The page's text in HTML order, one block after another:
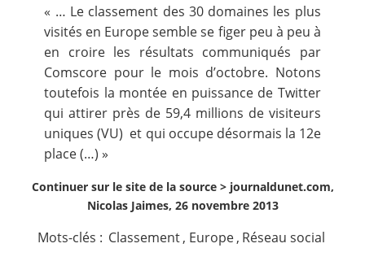
Nous suivre
« … Le classement des 30 domaines les plus
visités en Europe semble se figer peu à peu à
en croire les résultats communiqués par
Comscore pour le mois d’octobre. Notons
toutefois la montée en puissance de Twitter
qui attirer près de 59,4 millions de visiteurs
uniques (VU) et qui occupe désormais la 12e
place (…) »
Continuer sur le site de la source > journaldunet.com,
Nicolas Jaimes, 26 novembre 2013
Mots-clés : Classement, Europe , Réseau social